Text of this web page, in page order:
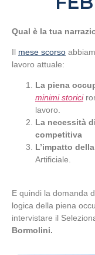
Qual è la tua
Il mese scorso
lavoro attuale:
La piena
minimi storici
lavoro.
La necessità
competitiva
L’impatto
Artificiale.
E quindi la domanda
logica della piena
intervistare il
Bormolini.